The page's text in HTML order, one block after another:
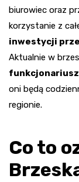
biurowiec oraz
korzystanie z
inwestycji
Aktualnie w
oni będą
regionie.
Co to